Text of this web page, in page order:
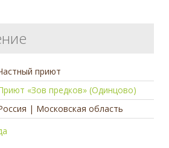
приют
«Зов предков» (Одинцово)
| Московская область